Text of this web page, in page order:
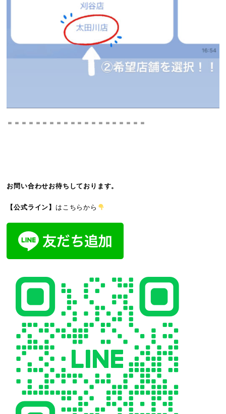
＝＝＝＝＝＝＝＝＝＝＝＝＝＝＝＝＝＝＝＝
お問い合わせお待ちしております。
【公式ライン】 はこちらから